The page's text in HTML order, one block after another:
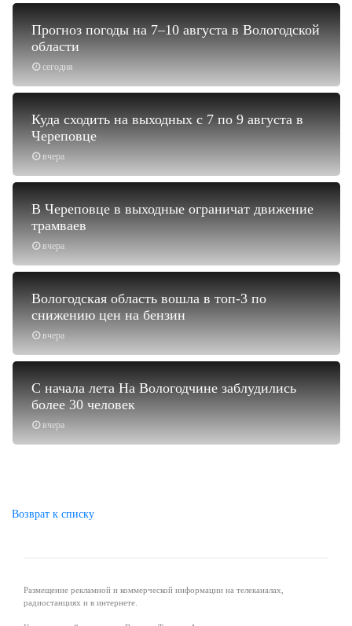
сегодня
Прогноз погоды на 7–10 августа в Вологодской
области
вчера
Куда сходить на выходных с 7 по 9 августа в
Череповце
вчера
В Череповце в выходные ограничат движение
трамваев
вчера
Вологодская область вошла в топ-3 по
снижению цен на бензин
вчера
С начала лета На Вологодчине заблудились
более 30 человек
Возврат к списку
Размещение рекламной и коммерческой информации на телеканалах,
радиостанциях и в интернете.